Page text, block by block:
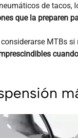
de tacos,
que la preparen
MTBs